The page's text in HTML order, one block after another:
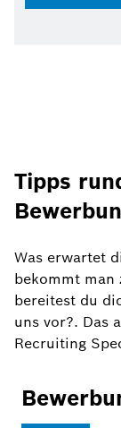
Tipps
Was erwartet
bekommt man
bereitest du
uns vor?. Das
Recruiting